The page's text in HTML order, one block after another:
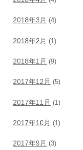
2018年3月 (4)
2018年2月 (1)
2018年1月 (9)
2017年12月 (5)
2017年11月 (1)
2017年10月 (1)
2017年9月 (3)